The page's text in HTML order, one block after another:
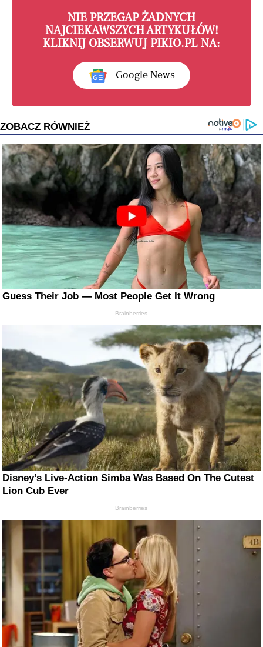
NIE PRZEGAP ŻADNYCH
NAJCIEKAWSZYCH ARTYKUŁÓW!
KLIKNIJ OBSERWUJ PIKIO.PL NA:
Google News
ZOBACZ RÓWNIEŻ
Guess Their Job — Most People Get It Wrong
Brainberries
Disney’s Live-Action Simba Was Based On The Cutest
Lion Cub Ever
Brainberries